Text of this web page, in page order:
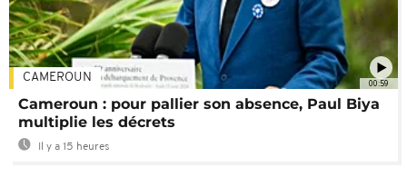
00:59
CAMEROUN
Cameroun : pour pallier son absence, Paul Biya
multiplie les décrets
Il y a 15 heures